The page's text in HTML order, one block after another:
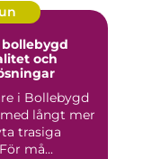
och
i Bollebygd
långt mer
trasiga
må...